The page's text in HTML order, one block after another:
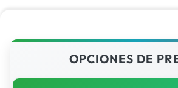
OPCIONES DE